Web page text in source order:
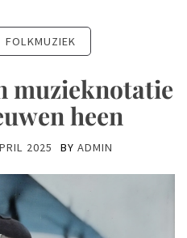
FOLKMUZIEK
muzieknotatie
heen
2025 BY ADMIN